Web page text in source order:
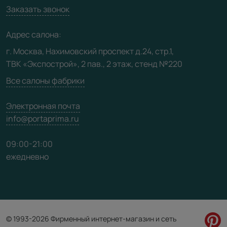
Юридическая информация
Вакансии
Видео
Карта сайта
Заказать звонок
Адрес салона:
г. Москва, Нахимовский проспект д.24, стр.1,
ТВК «Экспострой», 2 пав., 2 этаж, стенд №220
Все салоны фабрики
Электронная почта
info@portaprima.ru
09:00-21:00
ежедневно
© 1993-2026 Фирменный интернет-магазин и сеть